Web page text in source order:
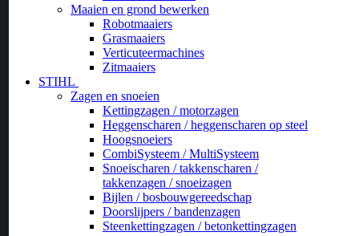
Maaien en grond bewerken
Robotmaaiers
Grasmaaiers
Verticuteermachines
Zitmaaiers
STIHL
Zagen en snoeien
Kettingzagen / motorzagen
Heggenscharen / heggenscharen op steel
Hoogsnoeiers
CombiSysteem / MultiSysteem
Snoeischaren / takkenscharen /
takkenzagen / snoeizagen
Bijlen / bosbouwgereedschap
Doorslijpers / bandenzagen
Steenkettingzagen / betonkettingzagen